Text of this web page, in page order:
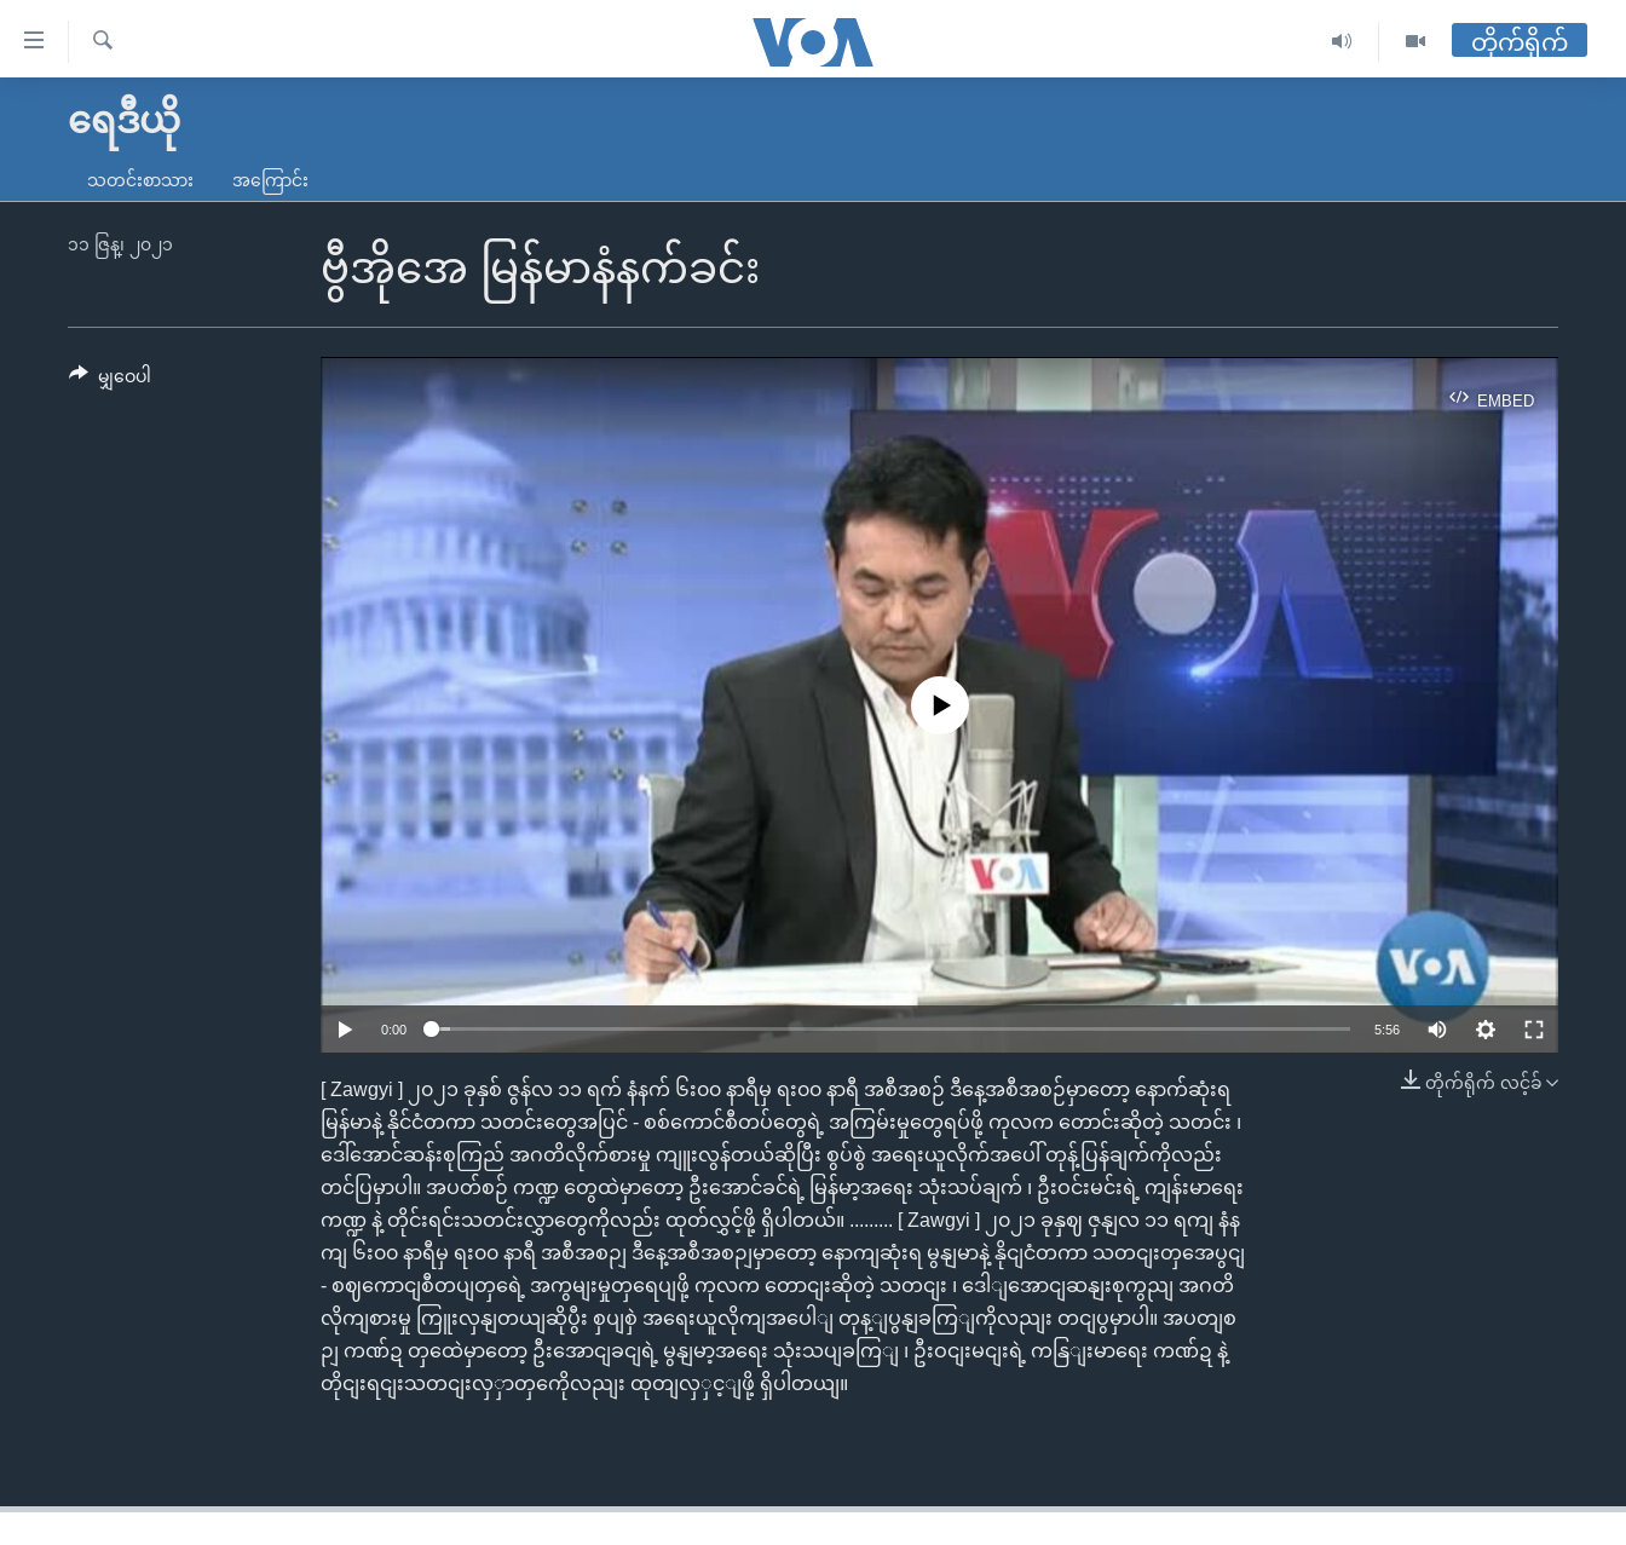
လွယ်ကူ
သည့်
မူလစာမျက်နှာ
ကမ္ဘာ့သတင်းများ
နိုင်ငံတကာ
တရုတ်
အစ္စရေး-ပါလက်စတိုင်း
ရပ်ဝန်းတခု လမ်းတခု အလွန်
အင်္ဂလိပ်စာလေ့လာမယ်
ရ
တိုက်ရိုက်
ရေဒီယို
သတင်းစာသား အကြောင်း
ဗွီအိုအေ မြန်မာနံနက်ခင်း
၁၁ ဇြန္၊ ၂၀၂၁
EMBED
EMBED
No media source currently available
0:00 5:56
တိုက်ရိုက် လင့်ခ်
[ Zawgyi ] ၂၀၂၁ ခုနှစ် ဇွန်လ ၁၁ ရက် နံနက် ၆း၀၀ နာရီမှ ရး၀၀ နာရီ အစီအစဉ် ဒီနေ့အစီအစဉ်မှာတော့ နောက်ဆုံးရ
မြန်မာနဲ့ နိုင်ငံတကာ သတင်းတွေအပြင် - စစ်ကောင်စီတပ်တွေရဲ့ အကြမ်းမှုတွေရပ်ဖို့ ကုလက တောင်းဆိုတဲ့ သတင်း ၊
ဒေါ်အောင်ဆန်းစုကြည် အဂတိလိုက်စားမှု ကျူးလွန်တယ်ဆိုပြီး စွပ်စွဲ အရေးယူလိုက်အပေါ် တုန့်ပြန်ချက်ကိုလည်း
တင်ပြမှာပါ။ အပတ်စဉ် ကဏ္ဍ တွေထဲမှာတော့ ဦးအောင်ခင်ရဲ့ မြန်မာ့အရေး သုံးသပ်ချက် ၊ ဦးဝင်းမင်းရဲ့ ကျန်းမာရေး
ကဏ္ဍ နဲ့ တိုင်းရင်းသတင်းလွှာတွေကိုလည်း ထုတ်လွှင့်ဖို့ ရှိပါတယ်။ ......... [ Zawgyi ] ၂၀၂၁ ခုနှဈ ဇှနျလ ၁၁ ရကျ နံန
ကျ ၆း၀၀ နာရီမှ ရး၀၀ နာရီ အစီအစဉျ ဒီနေ့အစီအစဉျမှာတော့ နောကျဆုံးရ မွနျမာနဲ့ နိုငျငံတကာ သတငျးတှအေပွငျ
- စဈကောငျစီတပျတှရေဲ့ အကွမျးမှုတှရေပျဖို့ ကုလက တောငျးဆိုတဲ့ သတငျး ၊ ဒေါျအောငျဆနျးစုကွညျ အဂတိ
လိုကျစားမှု ကြူးလှနျတယျဆိုပွီး စှပျစှဲ အရေးယူလိုကျအပေါျ တုန့ျပွနျခကြျကိုလညျး တငျပွမှာပါ။ အပတျစ
ဉျ ကဏ်ဍ တှထေဲမှာတော့ ဦးအောငျခငျရဲ့ မွနျမာ့အရေး သုံးသပျခကြျ ၊ ဦးဝငျးမငျးရဲ့ ကနြျးမာရေး ကဏ်ဍ နဲ့
တိုငျးရငျးသတငျးလှှာတှကေိုလညျး ထုတျလှှင့ျဖို့ ရှိပါတယျ။
မျှဝေပါ